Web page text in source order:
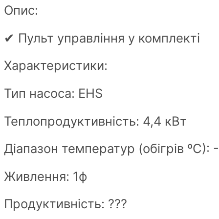
Опис:
✔ Пульт управління у комплекті
Характеристики:
Тип насоса: EHS
Теплопродуктивність: 4,4 кВт
Діапазон температур (обігрів ºС):
Живлення: 1ф
Продуктивність: ???